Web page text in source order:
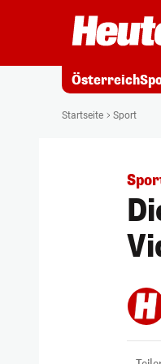
Österreich
Startseite Sport